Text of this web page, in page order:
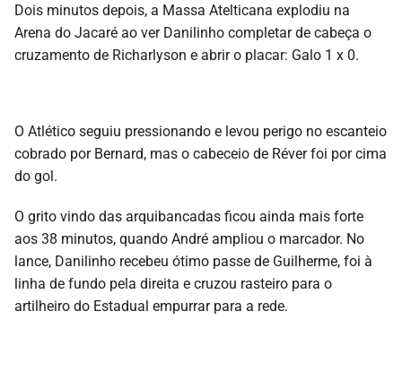
Dois minutos depois, a Massa Atelticana explodiu na
Arena do Jacaré ao ver Danilinho completar de cabeça o
cruzamento de Richarlyson e abrir o placar: Galo 1 x 0.
O Atlético seguiu pressionando e levou perigo no escanteio
cobrado por Bernard, mas o cabeceio de Réver foi por cima
do gol.
O grito vindo das arquibancadas ficou ainda mais forte
aos 38 minutos, quando André ampliou o marcador. No
lance, Danilinho recebeu ótimo passe de Guilherme, foi à
linha de fundo pela direita e cruzou rasteiro para o
artilheiro do Estadual empurrar para a rede.